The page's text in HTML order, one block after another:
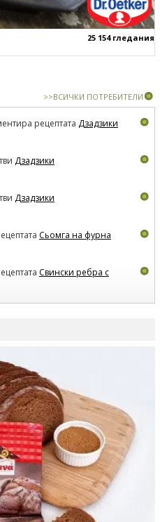
25 154 гледания
>>ВСИЧКИ ПОТРЕБИТЕЛИ
рецептата Дзадзики
Дзадзики
Дзадзики
Сьомга на фурна
Свински ребра с